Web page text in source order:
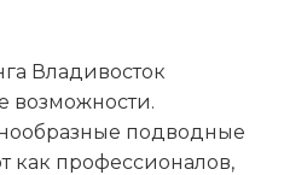
Владивосток
возможности.
подводные
как профессионалов,